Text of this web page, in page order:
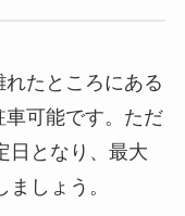
たところにある
可能です。ただ
日となり、最大
しょう。